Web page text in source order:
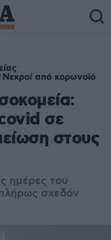
Νεκροί από κορωνοϊό
σε
στους
ημέρες του
σχεδόν